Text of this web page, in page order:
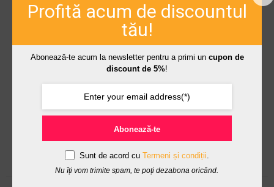
Profită acum de discountul
tău!
Abonează-te acum la newsletter pentru a primi un cupon de
discount de 5%!
Abonează-te
Sunt de acord cu Termeni și condiții.
Nu îți vom trimite spam, te poți dezabona oricând.